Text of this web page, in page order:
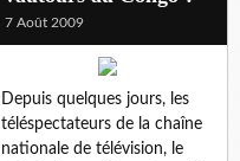
7 Août 2009
Depuis quelques jours, les
téléspectateurs de la chaîne
nationale de télévision, le